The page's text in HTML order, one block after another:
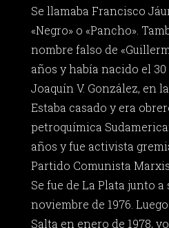
Se llamaba Francisco
«Negro» o «Pancho».
nombre falso de
años y había nacido el 30
Joaquín V. González, en
Estaba casado y era
petroquímica
años y fue activista
Partido Comunista
Se fue de La Plata junto
noviembre de 1976.
Salta en enero de 1978,